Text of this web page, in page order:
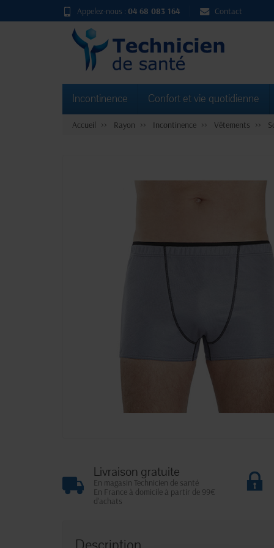
Appelez-nous : 04 68 083 164 Contact
Incontinence Confort et vie quotidienne
Accueil Rayon Incontinence Vêtements
Livraison gratuite
En magasin Technicien de santé
En France à domicile à partir de 99€
d'achats